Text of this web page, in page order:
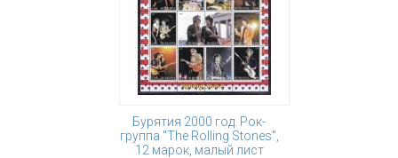
Бурятия 2000 год. Рок-
группа "The Rolling Stones",
12 марок, малый лист